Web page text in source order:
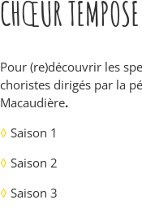
CHŒUR TEMPOSE
Pour (re)découvrir les
choristes dirigés par la
Macaudière.
◊ Saison 1
◊ Saison 2
◊ Saison 3